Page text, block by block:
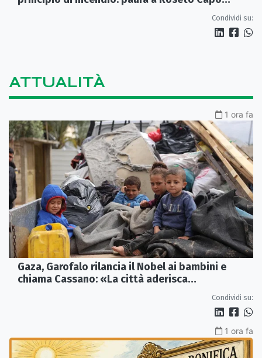
Condividi su:
ATTUALITÀ
1 ora fa
Gaza, Garofalo rilancia il Nobel ai bambini e
chiama Cassano: «La città aderisca
Condividi su:
1 ora fa